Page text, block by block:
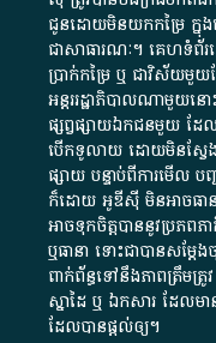
ជូន​ដោយ​មិន​យក​កម្រៃ​ ក្នុ
ជា​សាធារណៈ​។​ គេហទំព័រ​ន
ប្រាក់​កម្រៃ​ ឬ​ ជា​វិស័យ​មួយ​
អន្តររដ្ឋាភិបាល​ណាមួយ​ន
ផ្សព្វផ្សាយ​ឯកជន​មួយ​ ដ
បើក​ទូលាយ​ ដោយ​មិនស្វែ
ផ្សាយ​ បន្ទាប់​ពី​ការ​មើល​
ក៏​ដោយ​ អូ​ឌី​ស៊ី​ មិន​អាច​ធាន
អាច​ទុកចិត្ត​បាននូវ​ប្រភព​
ឬ​ធានា​ ទោះជា​បាន​សម្តែ
ពាក់ព័ន្ធ​ទៅ​នឹង​ភាព​ត្រឹម
ស្នាដៃ​ ឬ​ ឯកសារ​ ដែល​
ដែល​បាន​ផ្តល់​ឲ្យ​។